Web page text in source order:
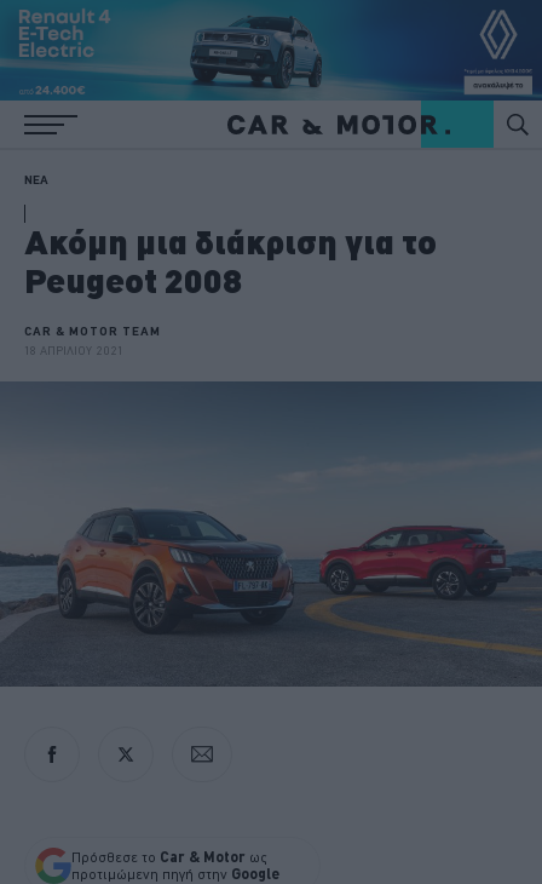
ΝΕΑ
Ακόμη μια διάκριση για το
Peugeot 2008
CAR & MOTOR TEAM
18 ΑΠΡΙΛΙΟΥ 2021
Πρόσθεσε το Car & Motor ως
προτιμώμενη πηγή στην Google